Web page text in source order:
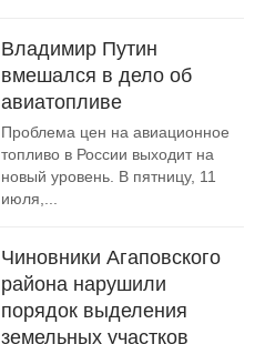
Владимир Путин
вмешался в дело об
авиатопливе
Проблема цен на авиационное
топливо в России выходит на
новый уровень. В пятницу, 11
июля,...
Чиновники Агаповского
района нарушили
порядок выделения
земельных участков